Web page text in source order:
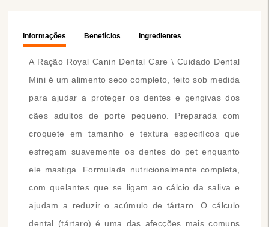
Informações Benefícios Ingredientes
A Ração Royal Canin Dental Care \ Cuidado Dental
Mini é um alimento seco completo, feito sob medida
para ajudar a proteger os dentes e gengivas dos
cães adultos de porte pequeno. Preparada com
croquete em tamanho e textura especifícos que
esfregam suavemente os dentes do pet enquanto
ele mastiga. Formulada nutricionalmente completa,
com quelantes que se ligam ao cálcio da saliva e
ajudam a reduzir o acúmulo de tártaro. O cálculo
dental (tártaro) é uma das afecções mais comuns